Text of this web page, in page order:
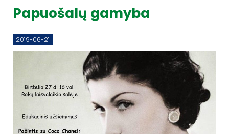
Papuošalų gamyba
2019-06-21